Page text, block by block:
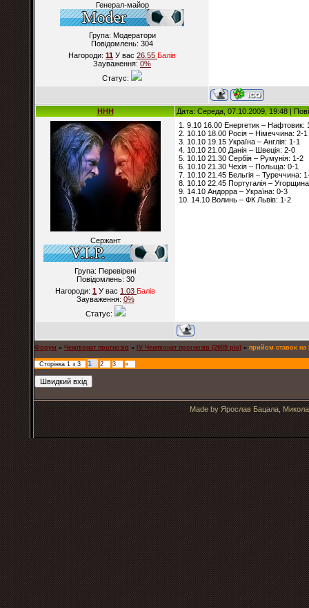
Генерал-майор
Група: Модератори
Повідомлень: 304
Нагороди: 11 У вас 26.55 Балiв
Зауваження: 0%
Статус:
HHH Дата: Середа, 07.10.2009, 19:48 |
Сержант
Група: Перевірені
Повідомлень: 30
Нагороди: 1 У вас 1.03 Балiв
Зауваження: 0%
Статус:
1. 9.10 16.00 Енергетик – Нафтовик:
2. 10.10 18.00 Росія – Німеччина: 2-1
3. 10.10 19.15 Україна – Англія: 1-1
4. 10.10 21.00 Данія – Швеція: 2-0
5. 10.10 21.30 Сербія – Румунія: 1-2
6. 10.10 21.30 Чехія – Польща: 0-1
7. 10.10 21.45 Бельгія – Туреччина:
8. 10.10 22.45 Португалія –
9. 14.10 Андорра – Україна: 0-3
10. 14.10 Волинь – ФК Львів: 1-2
Форум » Чемпіонат прогнозів » IV Чемпіонат прогнозів (2009 рік) » прийом ставок на
Сторінка 1 з 3 1 2 3 »
Made by Ярослав Бацала,